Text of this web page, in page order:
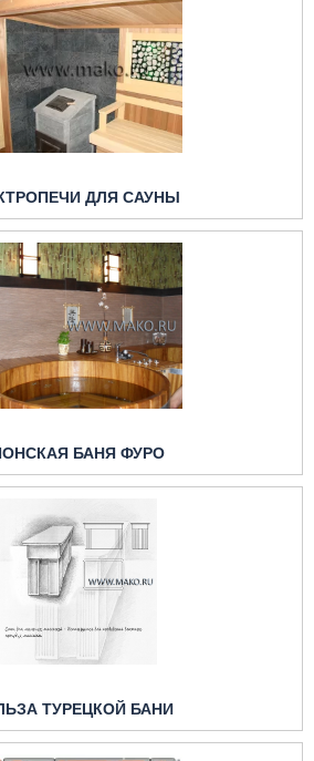
ДЛЯ САУНЫ
БАНЯ ФУРО
ТУРЕЦКОЙ БАНИ